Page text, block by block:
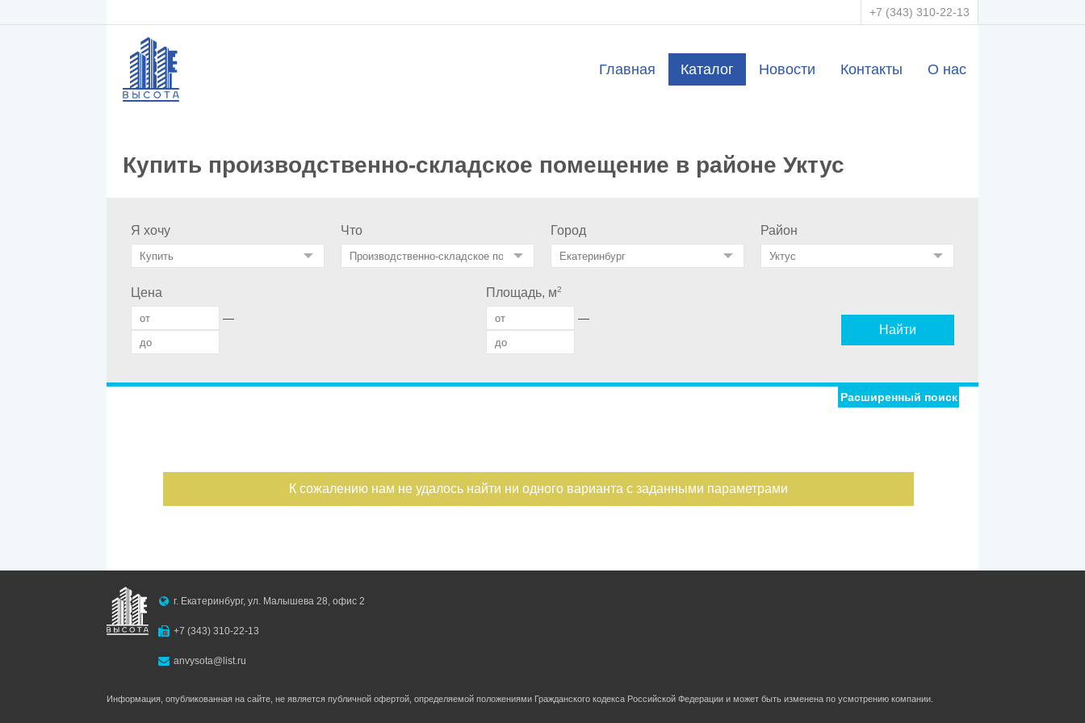
+7 (343) 310-22-13
Главная Каталог Новости Контакты О нас
Купить производственно-складское помещение в районе Уктус
Я хочу Что Город Район
Цена
—
Площадь, м2
—
Найти
Номер объекта
Расширенный поиск
К сожалению нам не удалось найти ни одного варианта с заданными параметрами
г. Екатеринбург, ул. Малышева 28, офис 2
+7 (343) 310-22-13
anvysota@list.ru
Информация, опубликованная на сайте, не является публичной офертой, определяемой положениями Гражданского кодекса Российской Федерации и может быть изменена по усмотрению компании.